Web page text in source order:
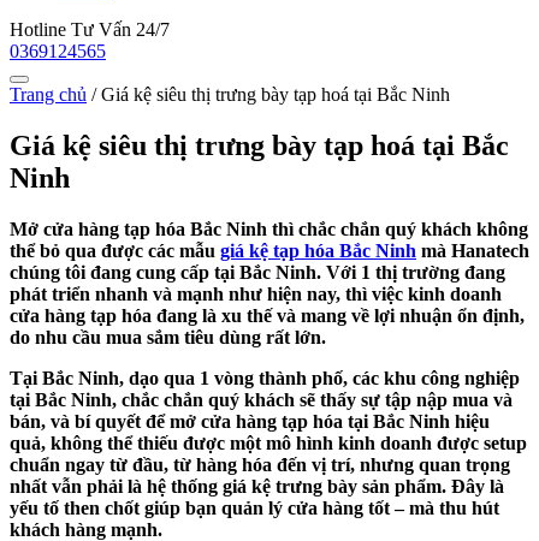
Hotline Tư Vấn 24/7
0369124565
Trang chủ /Giá kệ siêu thị trưng bày tạp hoá tại Bắc Ninh
Giá kệ siêu thị trưng bày tạp hoá tại Bắc
Ninh
Mở cửa hàng tạp hóa Bắc Ninh thì chắc chắn quý khách không
thể bỏ qua được các mẫu giá kệ tạp hóa Bắc Ninh mà Hanatech
chúng tôi đang cung cấp tại Bắc Ninh. Với 1 thị trường đang
phát triển nhanh và mạnh như hiện nay, thì việc kinh doanh
cửa hàng tạp hóa đang là xu thế và mang về lợi nhuận ổn định,
do nhu cầu mua sắm tiêu dùng rất lớn.
Tại Bắc Ninh, dạo qua 1 vòng thành phố, các khu công nghiệp
tại Bắc Ninh, chắc chắn quý khách sẽ thấy sự tập nập mua và
bán, và bí quyết để mở cửa hàng tạp hóa tại Bắc Ninh hiệu
quả, không thể thiếu được một mô hình kinh doanh được setup
chuẩn ngay từ đầu, từ hàng hóa đến vị trí, nhưng quan trọng
nhất vẫn phải là hệ thống giá kệ trưng bày sản phẩm. Đây là
yếu tố then chốt giúp bạn quản lý cửa hàng tốt – mà thu hút
khách hàng mạnh.